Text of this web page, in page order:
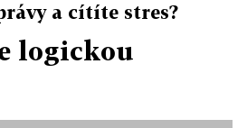
a cítíte stres?
logickou